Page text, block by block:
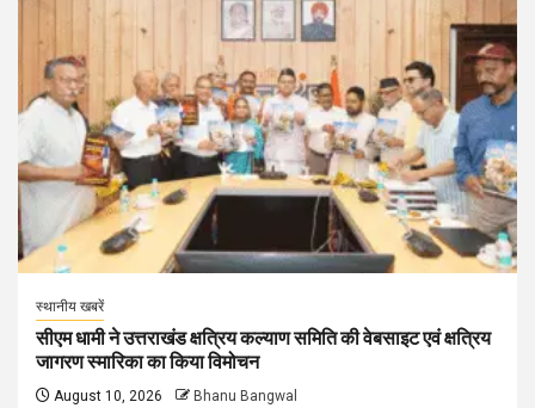
स्थानीय खबरें
सीएम धामी ने उत्तराखंड क्षत्रिय कल्याण समिति की वेबसाइट एवं क्षत्रिय
जागरण स्मारिका का किया विमोचन
August 10, 2026 Bhanu Bangwal